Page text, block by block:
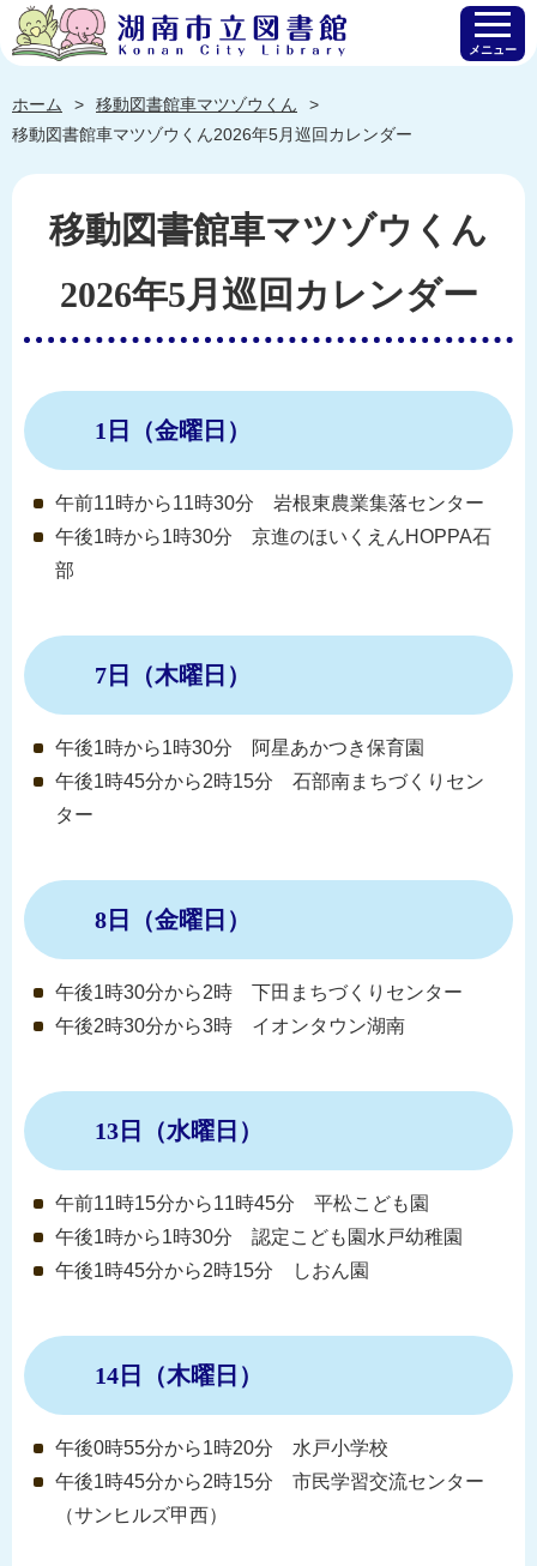
メニュー
ホーム
移動図書館車マツゾウくん
移動図書館車マツゾウくん2026年5月巡回カレンダー
移動図書館車マツゾウくん
2026年5月巡回カレンダー
1日（金曜日）
午前11時から11時30分 岩根東農業集落センター
午後1時から1時30分 京進のほいくえんHOPPA石
部
7日（木曜日）
午後1時から1時30分 阿星あかつき保育園
午後1時45分から2時15分 石部南まちづくりセン
ター
8日（金曜日）
午後1時30分から2時 下田まちづくりセンター
午後2時30分から3時 イオンタウン湖南
13日（水曜日）
午前11時15分から11時45分 平松こども園
午後1時から1時30分 認定こども園水戸幼稚園
午後1時45分から2時15分 しおん園
14日（木曜日）
午後0時55分から1時20分 水戸小学校
午後1時45分から2時15分 市民学習交流センター
（サンヒルズ甲西）